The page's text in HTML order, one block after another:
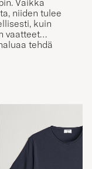
Vaikka
niiden tulee
kuin
vaatteet
tehdä
Ruotsissa ja yksi
kenen mukaan
tyyliin,